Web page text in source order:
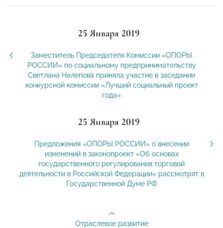
25 Января 2019
Заместитель Председателя Комиссии «ОПОРЫ
РОССИИ» по социальному предпринимательству
Светлана Налепова приняла участие в заседании
конкурсной комиссии «Лучший социальный проект
года»
25 Января 2019
Предложения «ОПОРЫ РОССИИ» о внесении
изменений в законопроект «Об основах
государственного регулирования торговой
деятельности в Российской Федерации» рассмотрят в
Государственной Думе РФ
Отраслевое развитие